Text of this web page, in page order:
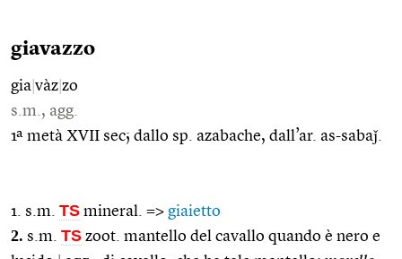
giavazzo
gia vàz zo
s.m., agg.
1ª metà XVII sec; dallo sp. azabache, dall’ar. as-sabaǰ.
1. s.m. TS mineral. => giaietto
2. s.m. TS zoot. mantello del cavallo quando è nero e